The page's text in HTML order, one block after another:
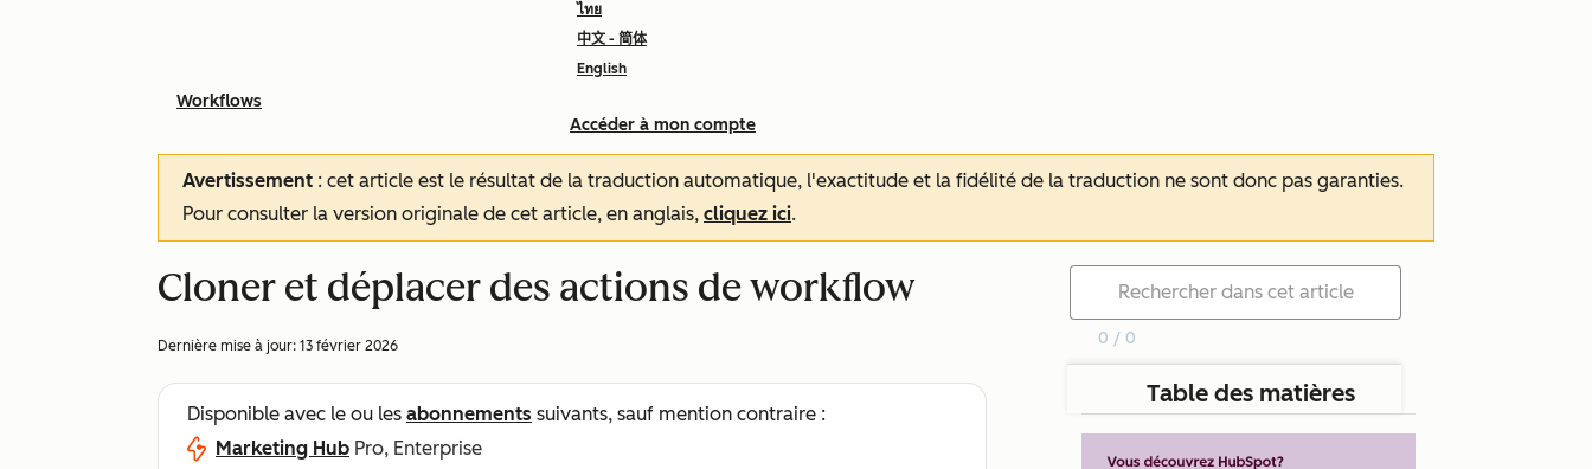
ไทย
中文 - 简体
English
Accéder à mon compte
Workflows
Avertissement : cet article est le résultat de la traduction automatique, l'exactitude et la fidélité de la traduction ne sont donc pas garanties.
Pour consulter la version originale de cet article, en anglais, cliquez ici.
Cloner et déplacer des actions de workflow
Dernière mise à jour: 13 février 2026
Disponible avec le ou les abonnements suivants, sauf mention contraire :
Marketing Hub Pro, Enterprise
0 / 0
Table des matières